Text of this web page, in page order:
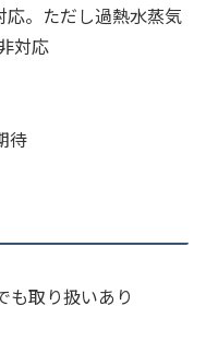
応。ただし過熱水蒸気
対応
待
も取り扱いあり